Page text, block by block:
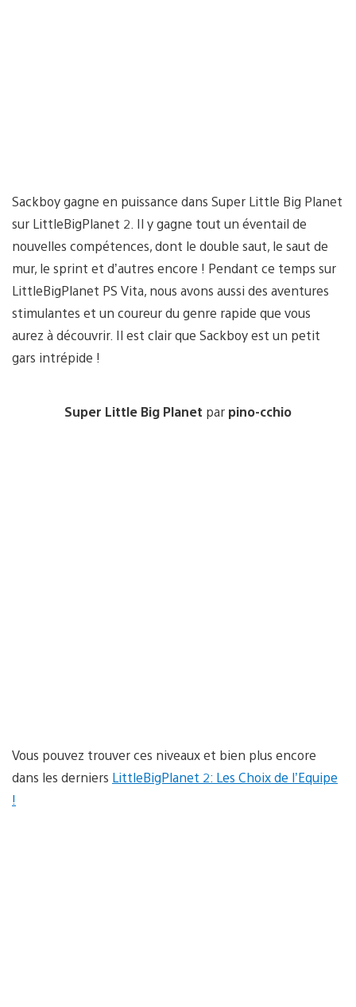
Sackboy gagne en puissance dans Super Little Big Planet
sur LittleBigPlanet 2. Il y gagne tout un éventail de
nouvelles compétences, dont le double saut, le saut de
mur, le sprint et d’autres encore ! Pendant ce temps sur
LittleBigPlanet PS Vita, nous avons aussi des aventures
stimulantes et un coureur du genre rapide que vous
aurez à découvrir. Il est clair que Sackboy est un petit
gars intrépide !
Super Little Big Planet par pino-cchio
Vous pouvez trouver ces niveaux et bien plus encore
dans les derniers LittleBigPlanet 2: Les Choix de l’Equipe
!